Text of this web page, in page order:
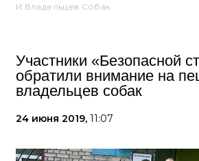
И Владельцев Собак
Участники «Безопасной
обратили внимание на
владельцев собак
24 июня 2019, 11:07